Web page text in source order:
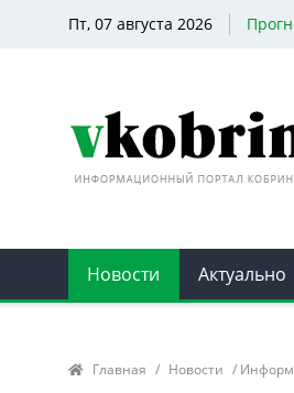
Пт, 07 августа 2026
Новости Актуально
Главная / Новости /